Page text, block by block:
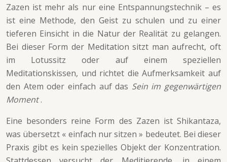
Zazen ist mehr als nur eine Entspannungstechnik – es
ist eine Methode, den Geist zu schulen und zu einer
tieferen Einsicht in die Natur der Realität zu gelangen.
Bei dieser Form der Meditation sitzt man aufrecht, oft
im Lotussitz oder auf einem speziellen
Meditationskissen, und richtet die Aufmerksamkeit auf
den Atem oder einfach auf das Sein im gegenwärtigen
Moment.
Eine besonders reine Form des Zazen ist Shikantaza,
was übersetzt « einfach nur sitzen » bedeutet. Bei dieser
Praxis gibt es kein spezielles Objekt der Konzentration.